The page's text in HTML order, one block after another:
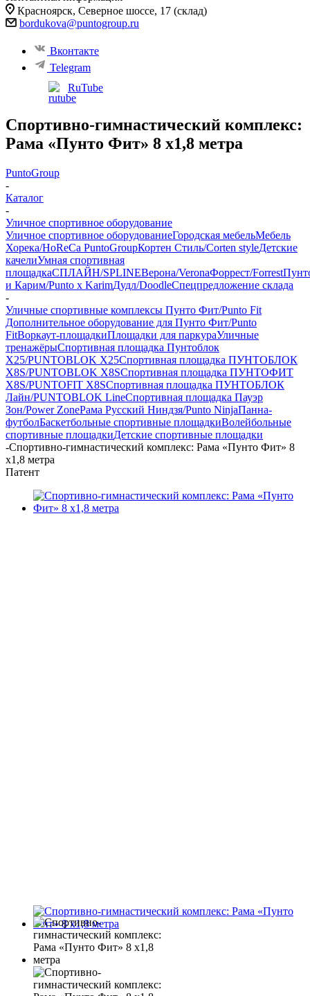
Красноярск, ​Северное шоссе, 17 (склад)
bordukova@puntogroup.ru
Вконтакте
Telegram
RuTube
Спортивно-гимнастический комплекс:
Рама «Пунто Фит» 8 х1,8 метра
PuntoGroup
-
Каталог
-
Уличное спортивное оборудование
Уличное спортивное оборудованиеГородская мебельМебель
Хорека/HoReCa PuntoGroupКортен Стиль/Corten styleДетские
качелиУмная спортивная
площадкаСПЛАЙН/SPLINEВерона/VeronaФоррест/Forrest
и Карим/Punto x KarimДудл/DoodleСпецпредложение склада
-
Уличные спортивные комплексы Пунто Фит/Punto Fit
Дополнительное оборудование для Пунто Фит/Punto
FitВоркаут-площадкиПлощадки для паркураУличные
тренажёрыСпортивная площадка Пунтоблок
Х25/PUNTOBLOK X25Спортивная площадка ПУНТОБЛОК
X8S/PUNTOBLOK X8SСпортивная площадка ПУНТОФИТ
X8S/PUNTOFIT X8SСпортивная площадка ПУНТОБЛОК
Лайн/PUNTOBLOK LineСпортивная площадка Пауэр
Зон/Power ZoneРама Русский Ниндзя/Punto NinjaПанна-
футболБаскетбольные спортивные площадкиВолейбольные
спортивные площадкиДетские спортивные площадки
-Спортивно-гимнастический комплекс: Рама «Пунто Фит» 8
х1,8 метра
Патент